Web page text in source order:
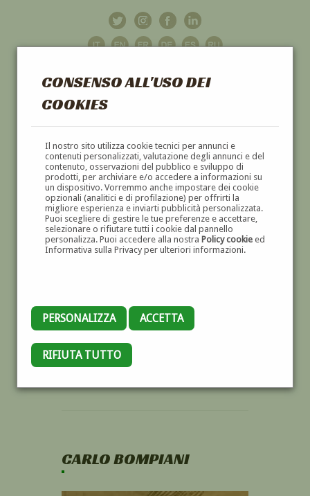
CONSENSO ALL'USO DEI
COOKIES
Il nostro sito utilizza cookie tecnici per annunci e
contenuti personalizzati, valutazione degli annunci e del
contenuto, osservazioni del pubblico e sviluppo di
prodotti, per archiviare e/o accedere a informazioni su
un dispositivo. Vorremmo anche impostare dei cookie
opzionali (analitici e di profilazione) per offrirti la
migliore esperienza e inviarti pubblicità personalizzata.
Puoi scegliere di gestire le tue preferenze e accettare,
selezionare o rifiutare tutti i cookie dal pannello
personalizza. Puoi accedere alla nostra Policy cookieed
Informativa sulla Privacy per ulteriori informazioni.
PERSONALIZZA ACCETTA
RIFIUTA TUTTO
GALLERIAD'ARTE
DIPINTI E SCULTURE '800 E '900
CARLO BOMPIANI